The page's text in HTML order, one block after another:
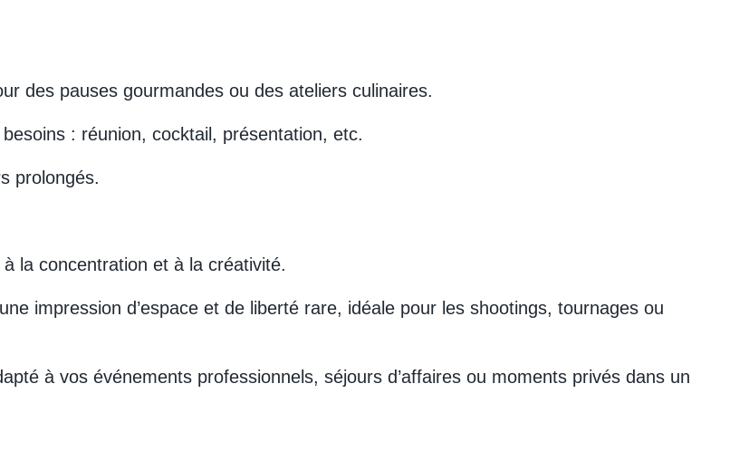
des pauses gourmandes ou des ateliers culinaires.
: réunion, cocktail, présentation, etc.
prolongés.
la concentration et à la créativité.
impression d’espace et de liberté rare, idéale pour les shootings, tournages ou
à vos événements professionnels, séjours d’affaires ou moments privés dans un